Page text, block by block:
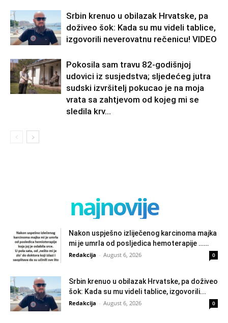
Srbin krenuo u obilazak Hrvatske, pa
doživeo šok: Kada su mu videli tablice,
izgovorili neverovatnu rečenicu! VIDEO
Pokosila sam travu 82-godišnjoj
udovici iz susjedstva; sljedećeg jutra
sudski izvršitelj pokucao je na moja
vrata sa zahtjevom od kojeg mi se
sledila krv...
najnovije
Nakon uspješno izliječenog karcinoma majka
mi je umrla od posljedica hemoterapije ……
Redakcija - August 6, 2026 0
Srbin krenuo u obilazak Hrvatske, pa doživeo
šok: Kada su mu videli tablice, izgovorili...
Redakcija - August 6, 2026 0